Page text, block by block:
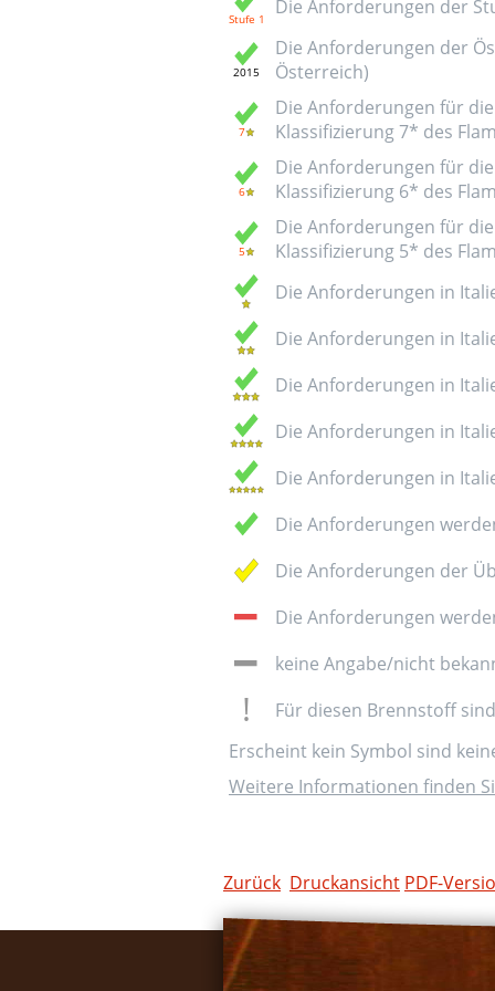
Die Anforderungen der
Die Anforderungen der
Österreich)
Die Anforderungen für
Klassifizierung 7* des
Die Anforderungen für
Klassifizierung 6* des
Die Anforderungen für
Klassifizierung 5* des
Die Anforderungen in
Die Anforderungen in
Die Anforderungen in
Die Anforderungen in
Die Anforderungen in
Die Anforderungen
Die Anforderungen der
Die Anforderungen
keine Angabe/nicht
Für diesen Brennstoff
Erscheint kein Symbol sind
Weitere Informationen finden
Zurück Druckansicht PDF-